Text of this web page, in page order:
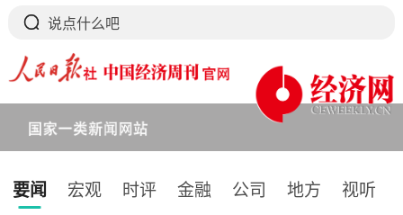
要闻 宏观 时评 金融 公司 地方 视听
下拉刷新